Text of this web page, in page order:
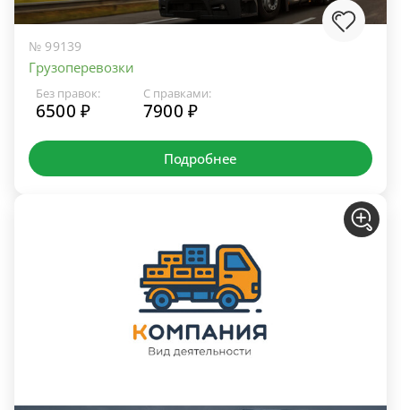
№ 99139
Грузоперевозки
Без правок:
6500 ₽
С правками:
7900 ₽
Подробнее